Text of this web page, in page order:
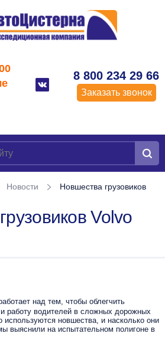
8 800 234 29 66
Заказать звонок
Новости
Новшества грузовиков
Volvo
над тем, чтобы облегчить
и работу водителей в сложных дорожных
используются новшества, и насколько они
выяснили на испытательном полигоне в